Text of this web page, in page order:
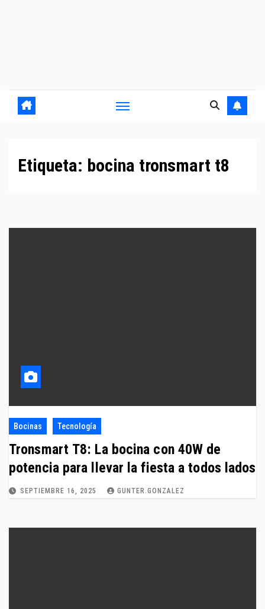
Etiqueta: bocina tronsmart t8
Bocinas Tecnología
Tronsmart T8: La bocina con 40W de
potencia para llevar la fiesta a todos lados
SEPTIEMBRE 16, 2025 GUNTER.GONZALEZ